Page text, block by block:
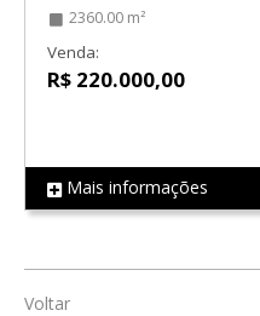
REF LS0297
2360.00 m²
Venda:
R$ 220.000,00
Mais informações
Voltar